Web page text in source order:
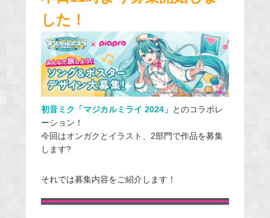
した！
初音ミク「マジカルミライ 2024」 とのコラボレ
ーション！
今回はオンガクとイラスト、2部門で作品を募集
します?
それでは募集内容をご紹介します！